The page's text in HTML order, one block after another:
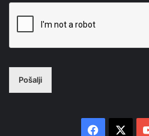
Pošalji
Facebook